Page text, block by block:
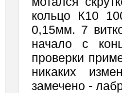
кольцо К10
0,15мм. 7
начало с
проверки
никаких
замечено -